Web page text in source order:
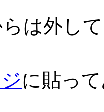
は外し
に貼っ